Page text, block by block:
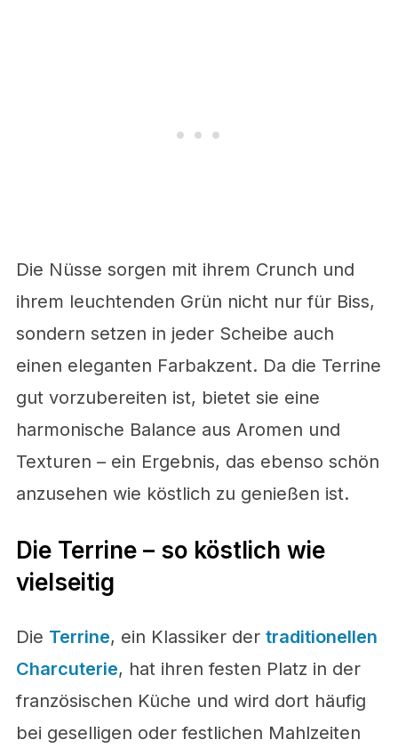
Die Nüsse sorgen mit ihrem Crunch und
ihrem leuchtenden Grün nicht nur für Biss,
sondern setzen in jeder Scheibe auch
einen eleganten Farbakzent. Da die Terrine
gut vorzubereiten ist, bietet sie eine
harmonische Balance aus Aromen und
Texturen – ein Ergebnis, das ebenso schön
anzusehen wie köstlich zu genießen ist.
Die Terrine – so köstlich wie
vielseitig
Die Terrine, ein Klassiker der traditionellen
Charcuterie, hat ihren festen Platz in der
französischen Küche und wird dort häufig
bei geselligen oder festlichen Mahlzeiten